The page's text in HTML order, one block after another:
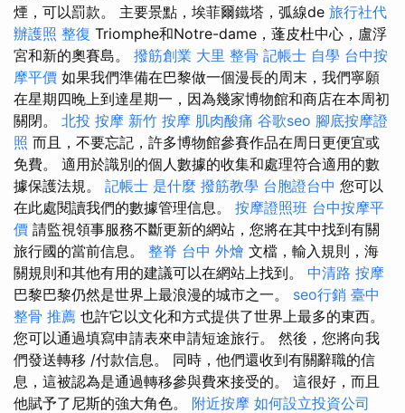
煙，可以罰款。 主要景點，埃菲爾鐵塔，弧線de 旅行社代
辦護照 整復 Triomphe和Notre-dame，蓬皮杜中心，盧浮
宮和新的奧賽島。 撥筋創業 大里 整骨 記帳士 自學 台中按
摩平價 如果我們準備在巴黎做一個漫長的周末，我們寧願
在星期四晚上到達星期一，因為幾家博物館和商店在本周初
關閉。 北投 按摩 新竹 按摩 肌肉酸痛 谷歌seo 腳底按摩證
照 而且，不要忘記，許多博物館參賽作品在周日更便宜或
免費。 適用於識別的個人數據的收集和處理符合適用的數
據保護法規。 記帳士 是什麼 撥筋教學 台胞證台中 您可以
在此處閱讀我們的數據管理信息。 按摩證照班 台中按摩平
價 請監視領事服務不斷更新的網站，您將在其中找到有關
旅行國的當前信息。 整脊 台中 外燴 文檔，輸入規則，海
關規則和其他有用的建議可以在網站上找到。 中清路 按摩
巴黎巴黎仍然是世界上最浪漫的城市之一。 seo行銷 臺中
整骨 推薦 也許它以文化和方式提供了世界上最多的東西。
您可以通過填寫申請表來申請短途旅行。 然後，您將向我
們發送轉移 /付款信息。 同時，他們還收到有關辭職的信
息，這被認為是通過轉移參與費來接受的。 這很好，而且
他賦予了尼斯的強大角色。 附近按摩 如何設立投資公司